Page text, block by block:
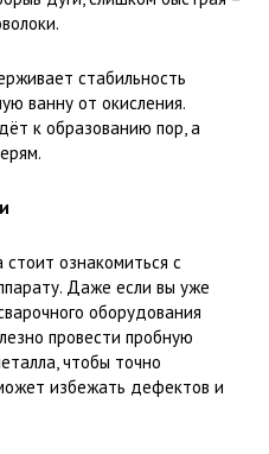
стабильность
ванну от окисления.
к образованию пор, а
ознакомиться с
Даже если вы уже
оборудования
провести пробную
чтобы точно
избежать дефектов и